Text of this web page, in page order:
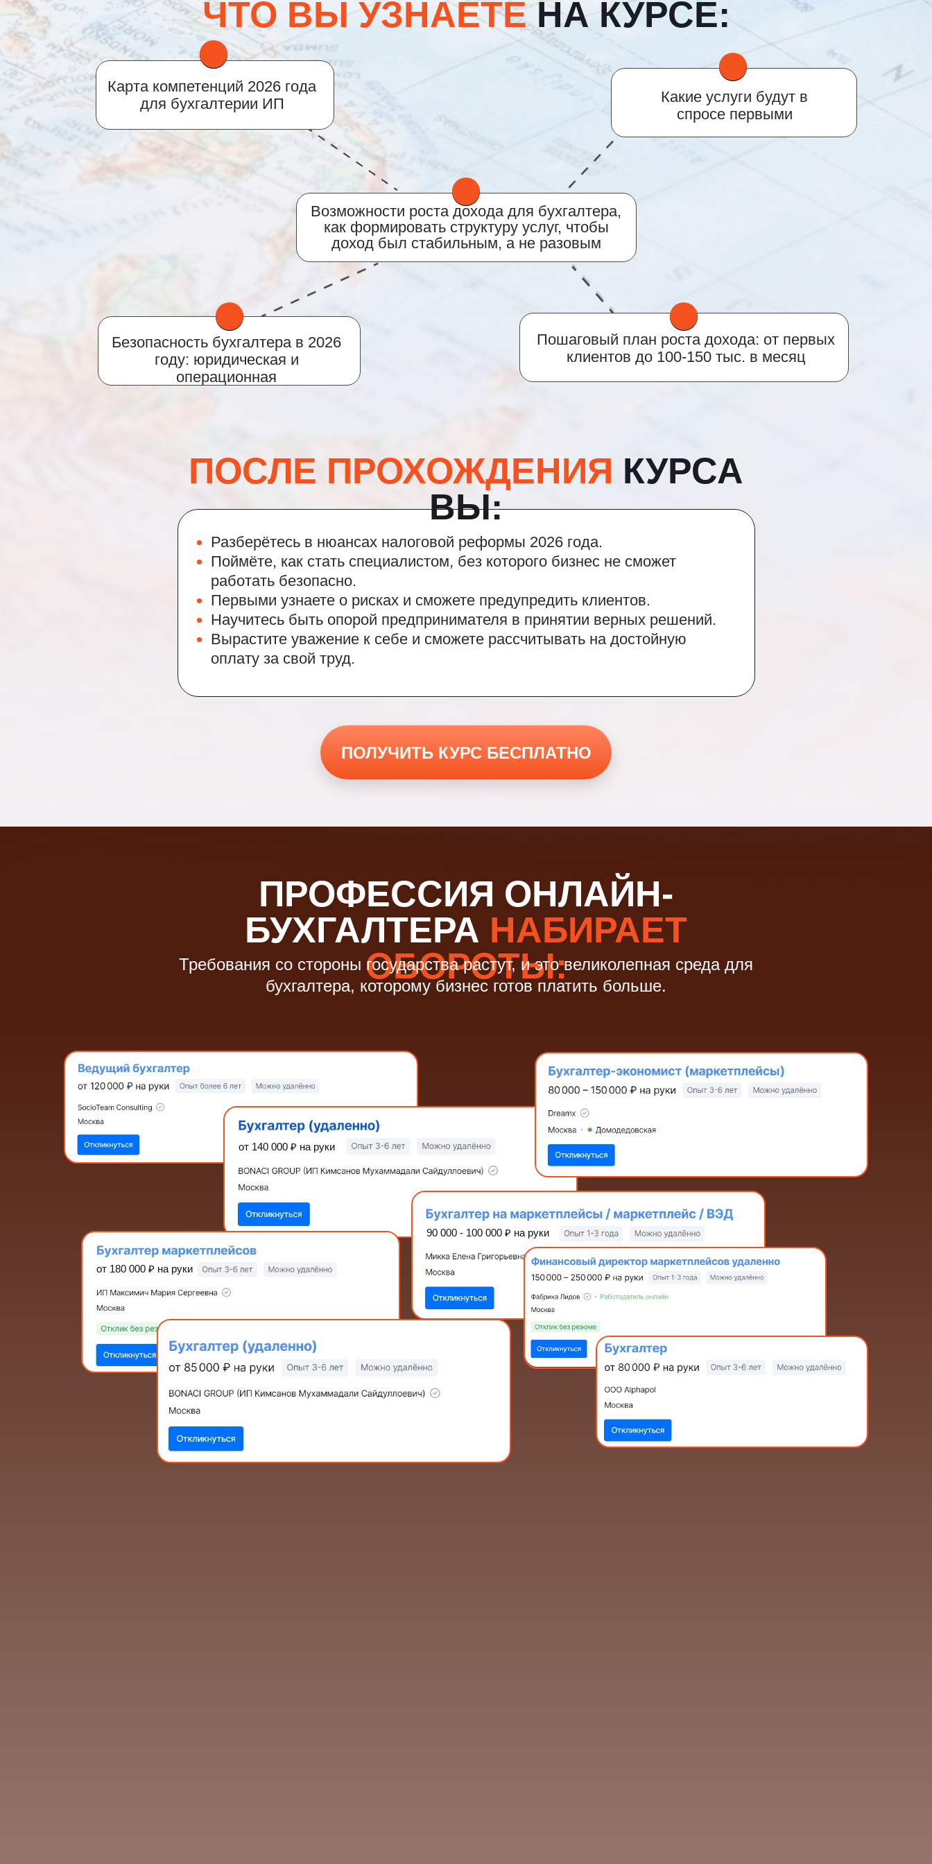
ПОСЛЕ ПРОХОЖДЕНИЯ КУРСА
ВЫ:
ПОЛУЧИТЬ КУРС БЕСПЛАТНО
Карта компетенций 2026 года
для бухгалтерии ИП
Безопасность бухгалтера в 2026
году: юридическая и
операционная
Пошаговый план роста дохода: от первых
клиентов до 100-150 тыс. в месяц
Возможности роста дохода для бухгалтера,
как формировать структуру услуг, чтобы
доход был стабильным, а не разовым
ЧТО ВЫ УЗНАЕТЕНА КУРСЕ:
Какие услуги будут в
спросе первыми
Разберётесь в нюансах налоговой реформы 2026 года.
Поймёте, как стать специалистом, без которого бизнес не сможет
работать безопасно.
Первыми узнаете о рисках и сможете предупредить клиентов.
Научитесь быть опорой предпринимателя в принятии верных решений.
Вырастите уважение к себе и сможете рассчитывать на достойную
оплату за свой труд.
ПРОФЕССИЯ ОНЛАЙН-
БУХГАЛТЕРА НАБИРАЕТ
ОБОРОТЫ:
Требования со стороны государства растут, и это великолепная среда для
бухгалтера, которому бизнес готов платить больше.
от 140 000 ₽ на руки
от 180 000 ₽ на руки
90 000 - 100 000 ₽ на руки